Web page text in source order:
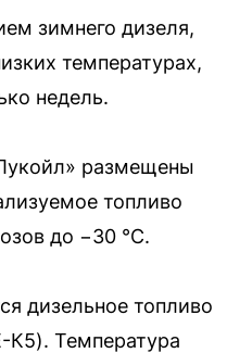
зимнего дизеля,
температурах,
недель.
размещены
топливо
до −30 °C.
дизельное топливо
К5). Температура